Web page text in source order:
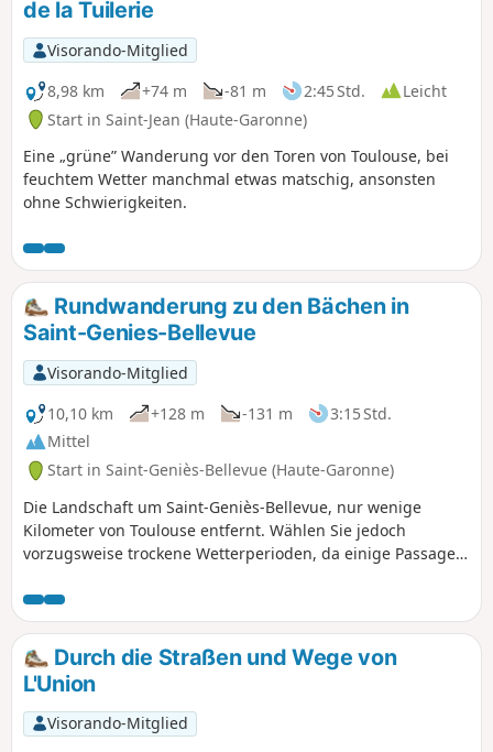
de la Tuilerie
Visorando-Mitglied
8,98 km
+74 m -81 m 2:45 Std.
Leicht
Start in Saint-Jean (Haute-Garonne)
Eine „grüne” Wanderung vor den Toren von Toulouse, bei
feuchtem Wetter manchmal etwas matschig, ansonsten
ohne Schwierigkeiten.
Rundwanderung zu den Bächen in
Saint-Genies-Bellevue
Visorando-Mitglied
10,10 km
+128 m -131 m
3:15 Std.
Mittel
Start in Saint-Geniès-Bellevue (Haute-Garonne)
Die Landschaft um Saint-Geniès-Bellevue, nur wenige
Kilometer von Toulouse entfernt. Wählen Sie jedoch
vorzugsweise trockene Wetterperioden, da einige Passagen
Durch die Straßen und Wege von
L'Union
Visorando-Mitglied